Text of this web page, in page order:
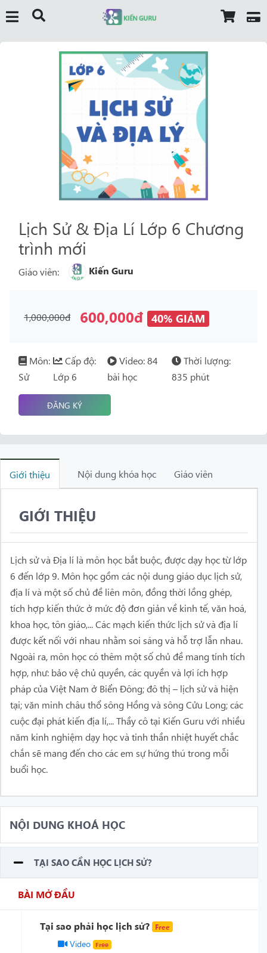
Lịch Sử & Địa Lí Lớp 6 Chương
trình mới
Giáo viên: Kiến Guru
1,000,000đ 600,000đ 40% GIẢM
Môn:
Sử
Cấp độ:
Lớp 6
Video: 84
bài học
Thời lượng:
835 phút
ĐĂNG KÝ
Giới thiệu Nội dung khóa học Giáo viên
GIỚI THIỆU
Lịch sử và Địa lí là môn học bắt buộc, được dạy học từ lớp
6 đến lớp 9. Môn học gồm các nội dung giáo dục lịch sử,
địa lí và một số chủ đề liên môn, đồng thời lồng ghép,
tích hợp kiến thức ở mức độ đơn giản về kinh tế, văn hoá,
khoa học, tôn giáo,... Các mạch kiến thức lịch sử và địa lí
được kết nối với nhau nhằm soi sáng và hỗ trợ lẫn nhau.
Ngoài ra, môn học có thêm một số chủ đề mang tính tích
hợp, như: bảo vệ chủ quyền, các quyền và lợi ích hợp
pháp của Việt Nam ở Biển Đông; đô thị – lịch sử và hiện
tại; văn minh châu thổ sông Hồng và sông Cửu Long; các
cuộc đại phát kiến địa lí,... Thầy cô tại Kiến Guru với nhiều
năm kinh nghiệm dạy học và tinh thần nhiệt huyết chắc
chắn sẽ mang đến cho các em sự hứng thú trong mỗi
buổi học.
NỘI DUNG KHOÁ HỌC
TẠI SAO CẦN HỌC LỊCH SỬ?
BÀI MỞ ĐẦU
Tại sao phải học lịch sử? Free
Video Free